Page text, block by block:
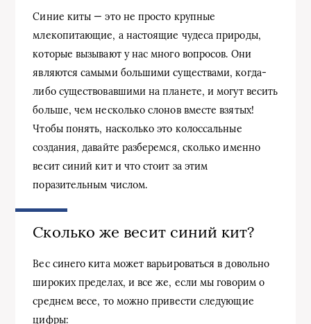
Синие киты — это не просто крупные
млекопитающие, а настоящие чудеса природы,
которые вызывают у нас много вопросов. Они
являются самыми большими существами, когда-
либо существовавшими на планете, и могут весить
больше, чем несколько слонов вместе взятых!
Чтобы понять, насколько это колоссальные
создания, давайте разберемся, сколько именно
весит синий кит и что стоит за этим
поразительным числом.
Сколько же весит синий кит?
Вес синего кита может варьироваться в довольно
широких пределах, и все же, если мы говорим о
среднем весе, то можно привести следующие
цифры: